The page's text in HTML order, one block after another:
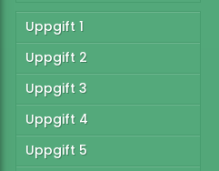
Uppgift 1
Uppgift 2
Uppgift 3
Uppgift 4
Uppgift 5